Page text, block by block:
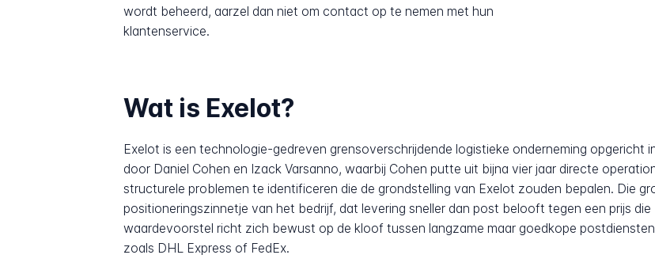
wordt beheerd, aarzel dan niet om contact op te nemen met hun
klantenservice.
Wat is Exelot?
Exelot is een technologie-gedreven grensoverschrijdende logistieke onderneming opgericht
door Daniel Cohen en Izack Varsanno, waarbij Cohen putte uit bijna vier jaar directe
structurele problemen te identificeren die de grondstelling van Exelot zouden bepalen. Die
positioneringszinnetje van het bedrijf, dat levering sneller dan post belooft tegen een prijs
waardevoorstel richt zich bewust op de kloof tussen langzame maar goedkope
zoals DHL Express of FedEx.